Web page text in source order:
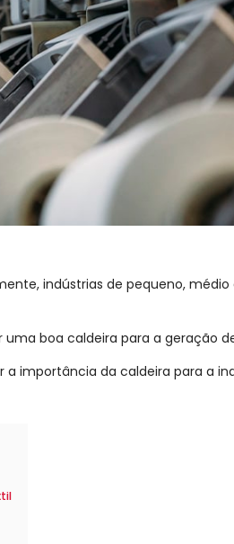
indústrias de pequeno,
uma boa caldeira para a geração
importância da caldeira para a